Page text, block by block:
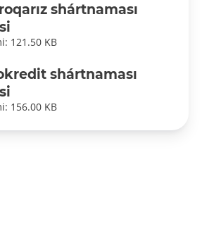
shártnaması
121.50 KB
shártnaması
156.00 KB